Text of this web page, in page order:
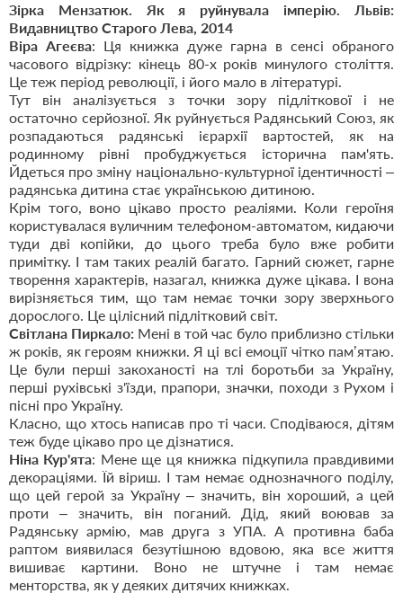
Зірка Мензатюк. Як я руйнувала імперію. Львів:
Видавництво Старого Лева, 2014
Віра Агеєва: Ця книжка дуже гарна в сенсі обраного
часового відрізку: кінець 80-х років минулого століття.
Це теж період революції, і його мало в літературі.
Тут він аналізується з точки зору підліткової і не
остаточно серйозної. Як руйнується Радянський Союз, як
розпадаються радянські ієрархії вартостей, як на
родинному рівні пробуджується історична пам'ять.
Йдеться про зміну національно-культурної ідентичності –
радянська дитина стає українською дитиною.
Крім того, воно цікаво просто реаліями. Коли героїня
користувалася вуличним телефоном-автоматом, кидаючи
туди дві копійки, до цього треба було вже робити
примітку. І там таких реалій багато. Гарний сюжет, гарне
творення характерів, назагал, книжка дуже цікава. І вона
вирізняється тим, що там немає точки зору зверхнього
дорослого. Це цілісний підлітковий світ.
Світлана Пиркало: Мені в той час було приблизно стільки
ж років, як героям книжки. Я ці всі емоції чітко пам’ятаю.
Це були перші закоханості на тлі боротьби за Україну,
перші рухівські з'їзди, прапори, значки, походи з Рухом і
пісні про Україну.
Класно, що хтось написав про ті часи. Сподіваюся, дітям
теж буде цікаво про це дізнатися.
Ніна Кур'ята: Мене ще ця книжка підкупила правдивими
декораціями. Їй віриш. І там немає однозначного поділу,
що цей герой за Україну – значить, він хороший, а цей
проти – значить, він поганий. Дід, який воював за
Радянську армію, мав друга з УПА. А противна баба
раптом виявилася безутішною вдовою, яка все життя
вишиває картини. Воно не штучне і там немає
менторства, як у деяких дитячих книжках.